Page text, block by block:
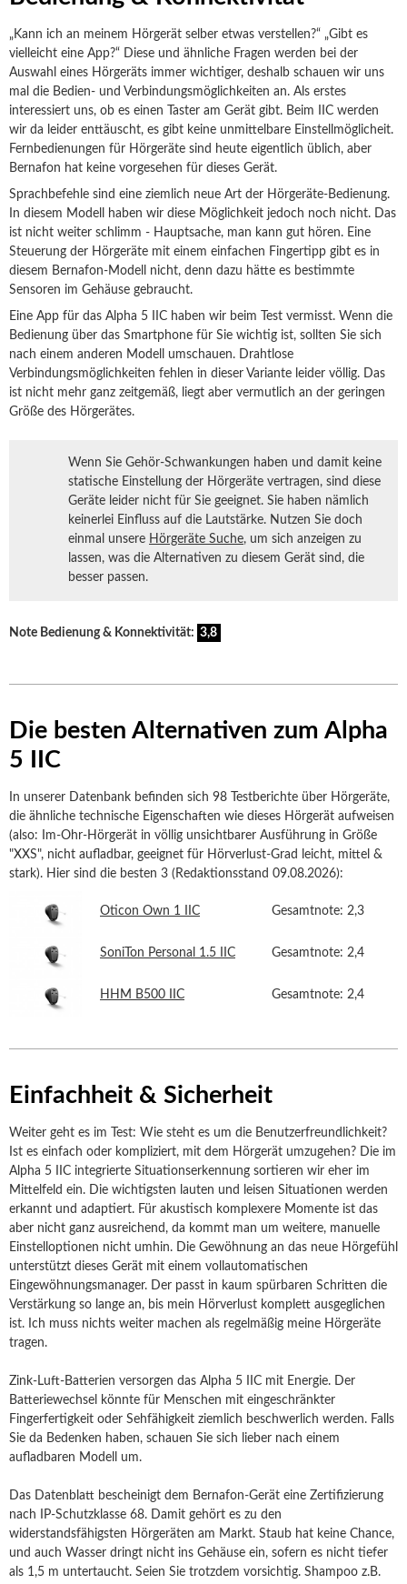
„Kann ich an meinem Hörgerät selber etwas verstellen?“ „Gibt es
vielleicht eine App?“ Diese und ähnliche Fragen werden bei der
Auswahl eines Hörgeräts immer wichtiger, deshalb schauen wir uns
mal die Bedien- und Verbindungsmöglichkeiten an. Als erstes
interessiert uns, ob es einen Taster am Gerät gibt. Beim IIC werden
wir da leider enttäuscht, es gibt keine unmittelbare Einstellmöglicheit.
Fernbedienungen für Hörgeräte sind heute eigentlich üblich, aber
Bernafon hat keine vorgesehen für dieses Gerät.
Sprachbefehle sind eine ziemlich neue Art der Hörgeräte-Bedienung.
In diesem Modell haben wir diese Möglichkeit jedoch noch nicht. Das
ist nicht weiter schlimm - Hauptsache, man kann gut hören. Eine
Steuerung der Hörgeräte mit einem einfachen Fingertipp gibt es in
diesem Bernafon-Modell nicht, denn dazu hätte es bestimmte
Sensoren im Gehäuse gebraucht.
Eine App für das Alpha 5 IIC haben wir beim Test vermisst. Wenn die
Bedienung über das Smartphone für Sie wichtig ist, sollten Sie sich
nach einem anderen Modell umschauen. Drahtlose
Verbindungsmöglichkeiten fehlen in dieser Variante leider völlig. Das
ist nicht mehr ganz zeitgemäß, liegt aber vermutlich an der geringen
Größe des Hörgerätes.
Wenn Sie Gehör-Schwankungen haben und damit keine
statische Einstellung der Hörgeräte vertragen, sind diese
Geräte leider nicht für Sie geeignet. Sie haben nämlich
keinerlei Einfluss auf die Lautstärke. Nutzen Sie doch
einmal unsere Hörgeräte Suche, um sich anzeigen zu
lassen, was die Alternativen zu diesem Gerät sind, die
besser passen.
Note Bedienung & Konnektivität: 3,8
Die besten Alternativen zum Alpha
5 IIC
In unserer Datenbank befinden sich 98 Testberichte über Hörgeräte,
die ähnliche technische Eigenschaften wie dieses Hörgerät aufweisen
(also: Im-Ohr-Hörgerät in völlig unsichtbarer Ausführung in Größe
"XXS", nicht aufladbar, geeignet für Hörverlust-Grad leicht, mittel &
stark). Hier sind die besten 3 (Redaktionsstand 09.08.2026):
Oticon Own 1 IIC Gesamtnote: 2,3
SoniTon Personal 1.5 IIC Gesamtnote: 2,4
HHM B500 IIC Gesamtnote: 2,4
Einfachheit & Sicherheit
Weiter geht es im Test: Wie steht es um die Benutzerfreundlichkeit?
Ist es einfach oder kompliziert, mit dem Hörgerät umzugehen? Die im
Alpha 5 IIC integrierte Situationserkennung sortieren wir eher im
Mittelfeld ein. Die wichtigsten lauten und leisen Situationen werden
erkannt und adaptiert. Für akustisch komplexere Momente ist das
aber nicht ganz ausreichend, da kommt man um weitere, manuelle
Einstelloptionen nicht umhin. Die Gewöhnung an das neue Hörgefühl
unterstützt dieses Gerät mit einem vollautomatischen
Eingewöhnungsmanager. Der passt in kaum spürbaren Schritten die
Verstärkung so lange an, bis mein Hörverlust komplett ausgeglichen
ist. Ich muss nichts weiter machen als regelmäßig meine Hörgeräte
tragen.
Zink-Luft-Batterien versorgen das Alpha 5 IIC mit Energie. Der
Batteriewechsel könnte für Menschen mit eingeschränkter
Fingerfertigkeit oder Sehfähigkeit ziemlich beschwerlich werden. Falls
Sie da Bedenken haben, schauen Sie sich lieber nach einem
aufladbaren Modell um.
Das Datenblatt bescheinigt dem Bernafon-Gerät eine Zertifizierung
nach IP-Schutzklasse 68. Damit gehört es zu den
widerstandsfähigsten Hörgeräten am Markt. Staub hat keine Chance,
und auch Wasser dringt nicht ins Gehäuse ein, sofern es nicht tiefer
als 1,5 m untertaucht. Seien Sie trotzdem vorsichtig. Shampoo z.B.